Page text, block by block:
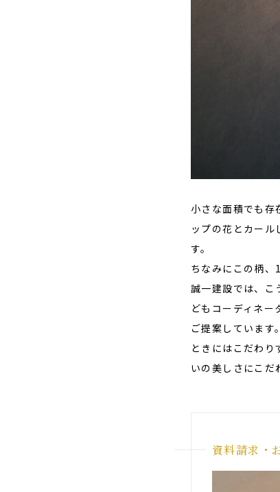
小さな面積でも
ップの花とカー
す。
ちなみにこの柄、
誠一建設では、こ
どもコーディネ
ご提案しています。
ときにはこだわり
いの美しさにこだ
資料請求・